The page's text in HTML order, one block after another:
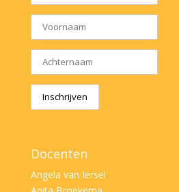
Docenten
Angela van Iersel